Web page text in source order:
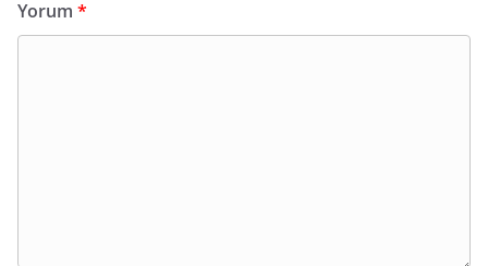
Yorum *